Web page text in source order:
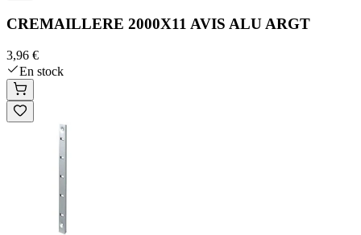
CREMAILLERE 2000X11 AVIS ALU ARGT
3,96 €
En stock